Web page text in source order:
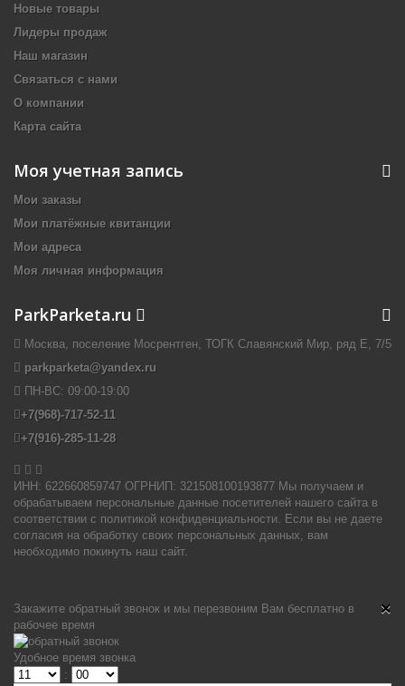
Новые товары
Лидеры продаж
Наш магазин
Связаться с нами
О компании
Карта сайта
Моя учетная запись
Мои заказы
Мои платёжные квитанции
Мои адреса
Моя личная информация
ParkParketa.ru
Москва, поселение Мосрентген, ТОГК Славянский Мир, ряд Е, 7/5
parkparketa@yandex.ru
ПН-ВС: 09:00-19:00
+7(968)-717-52-11
+7(916)-285-11-28
 
ИНН: 622660859747 ОГРНИП: 321508100193877 Мы получаем и
обрабатываем персональные данные посетителей нашего сайта в
соответствии с политикой конфиденциальности. Если вы не даете
согласия на обработку своих персональных данных, вам
необходимо покинуть наш сайт.
×
Закажите обратный звонок и мы перезвоним Вам бесплатно в
рабочее время
Удобное время звонка
: